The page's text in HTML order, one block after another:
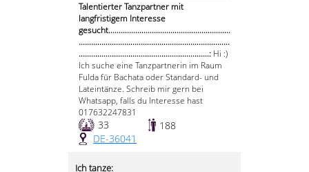
Talentierter Tanzpartner mit
langfristigem Interesse
gesucht...........................................................
.........................................................................
...............................................................: Hi :)
Ich suche eine Tanzpartnerin im Raum
Fulda für Bachata oder Standard- und
Lateintänze. Schreib mir gern bei
Whatsapp, falls du Interesse hast
017632247831
33
188
DE-36041
Ich tanze: